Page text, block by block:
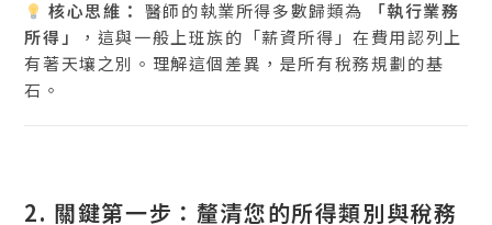
核心思維： 醫師的執業所得多數歸類為
「執行業務
所得」
，這與一般上班族的「薪資所得」在費用認列上
有著天壤之別。理解這個差異，是所有稅務規劃的基
石。
2. 關鍵第一步：釐清您的所得類別與稅務